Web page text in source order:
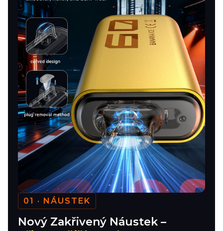
01 · NÁUSTEK
Nový Zakřivený Náustek –